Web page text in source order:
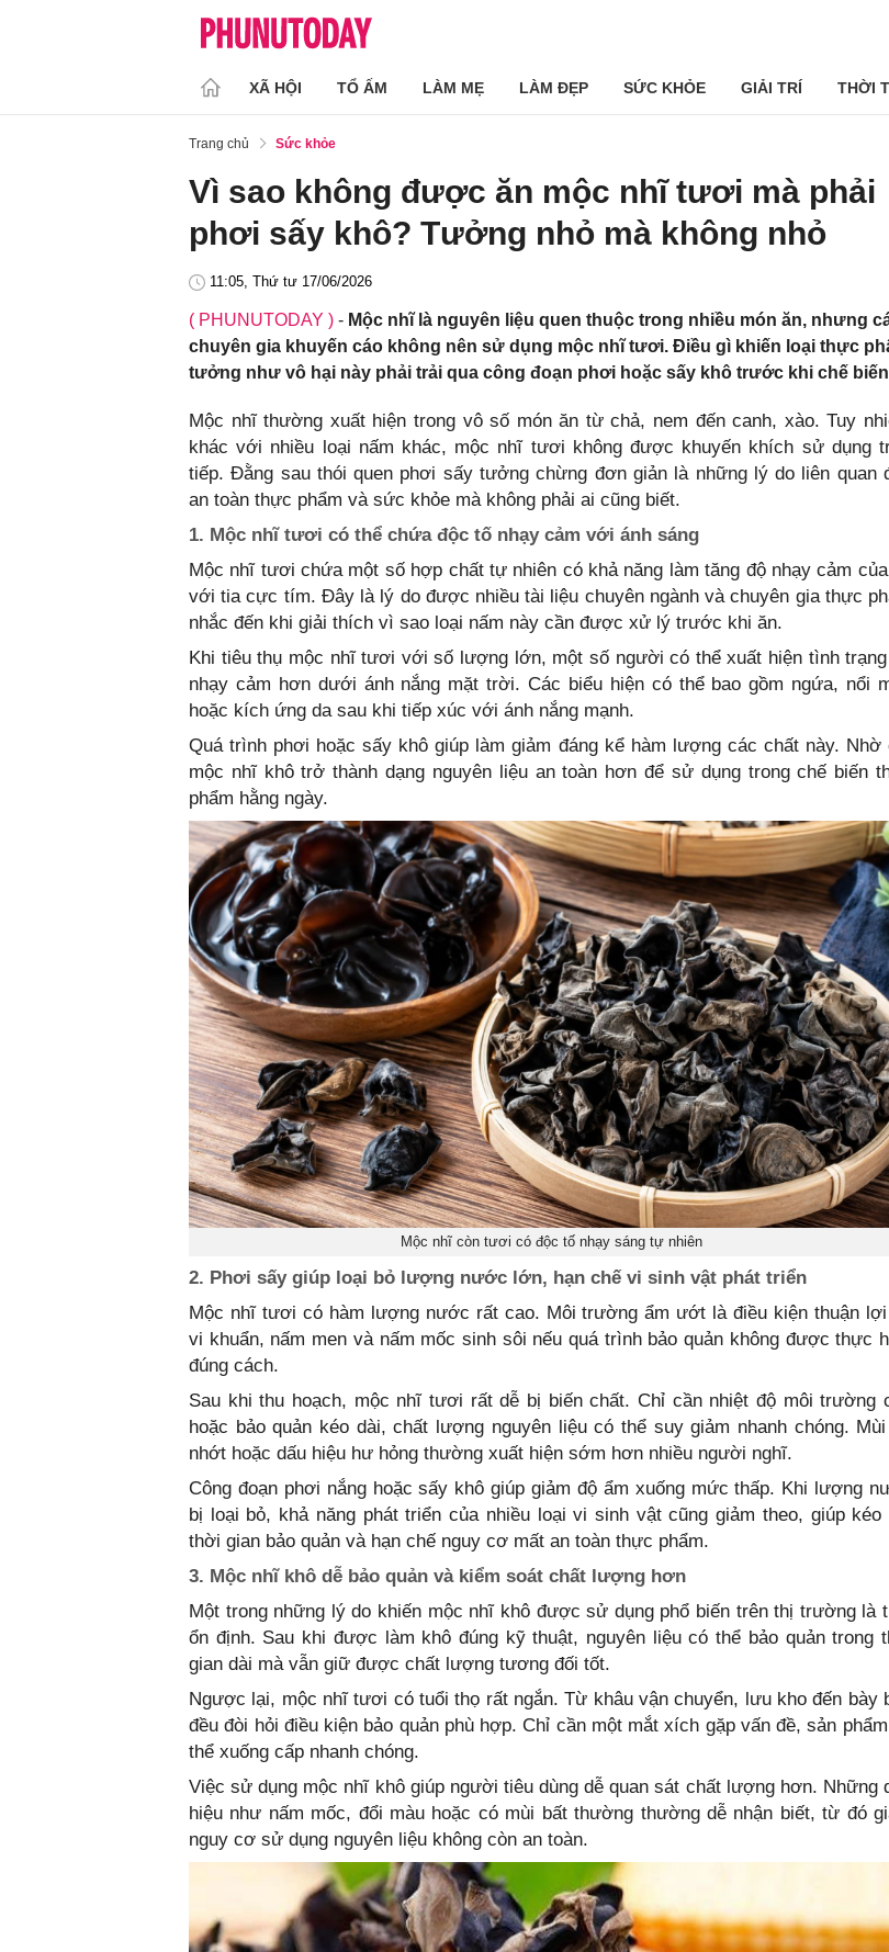
XÃ HỘI TỔ ẤM LÀM MẸ LÀM ĐẸP SỨC KHỎE GIẢI TRÍ THỜI
Trang chủ Sức khỏe
Vì sao không được ăn mộc nhĩ tươi mà phải
phơi sấy khô? Tưởng nhỏ mà không nhỏ
11:05, Thứ tư 17/06/2026
( PHUNUTODAY ) - Mộc nhĩ là nguyên liệu quen thuộc trong nhiều món ăn, nhưng
chuyên gia khuyến cáo không nên sử dụng mộc nhĩ tươi. Điều gì khiến loại thực
tưởng như vô hại này phải trải qua công đoạn phơi hoặc sấy khô trước khi chế
Mộc nhĩ thường xuất hiện trong vô số món ăn từ chả, nem đến canh, xào. Tuy
khác với nhiều loại nấm khác, mộc nhĩ tươi không được khuyến khích sử dụng
tiếp. Đằng sau thói quen phơi sấy tưởng chừng đơn giản là những lý do liên quan
an toàn thực phẩm và sức khỏe mà không phải ai cũng biết.
1. Mộc nhĩ tươi có thể chứa độc tố nhạy cảm với ánh sáng
Mộc nhĩ tươi chứa một số hợp chất tự nhiên có khả năng làm tăng độ nhạy cảm
với tia cực tím. Đây là lý do được nhiều tài liệu chuyên ngành và chuyên gia thực
nhắc đến khi giải thích vì sao loại nấm này cần được xử lý trước khi ăn.
Khi tiêu thụ mộc nhĩ tươi với số lượng lớn, một số người có thể xuất hiện tình
nhạy cảm hơn dưới ánh nắng mặt trời. Các biểu hiện có thể bao gồm ngứa, nổi
hoặc kích ứng da sau khi tiếp xúc với ánh nắng mạnh.
Quá trình phơi hoặc sấy khô giúp làm giảm đáng kể hàm lượng các chất này. Nhờ
mộc nhĩ khô trở thành dạng nguyên liệu an toàn hơn để sử dụng trong chế biến
phẩm hằng ngày.
Mộc nhĩ còn tươi có độc tố nhạy sáng tự nhiên
2. Phơi sấy giúp loại bỏ lượng nước lớn, hạn chế vi sinh vật phát triển
Mộc nhĩ tươi có hàm lượng nước rất cao. Môi trường ẩm ướt là điều kiện thuận
vi khuẩn, nấm men và nấm mốc sinh sôi nếu quá trình bảo quản không được thực
đúng cách.
Sau khi thu hoạch, mộc nhĩ tươi rất dễ bị biến chất. Chỉ cần nhiệt độ môi trường
hoặc bảo quản kéo dài, chất lượng nguyên liệu có thể suy giảm nhanh chóng.
nhớt hoặc dấu hiệu hư hỏng thường xuất hiện sớm hơn nhiều người nghĩ.
Công đoạn phơi nắng hoặc sấy khô giúp giảm độ ẩm xuống mức thấp. Khi lượng
bị loại bỏ, khả năng phát triển của nhiều loại vi sinh vật cũng giảm theo, giúp kéo
thời gian bảo quản và hạn chế nguy cơ mất an toàn thực phẩm.
3. Mộc nhĩ khô dễ bảo quản và kiểm soát chất lượng hơn
Một trong những lý do khiến mộc nhĩ khô được sử dụng phổ biến trên thị trường là
ổn định. Sau khi được làm khô đúng kỹ thuật, nguyên liệu có thể bảo quản trong
gian dài mà vẫn giữ được chất lượng tương đối tốt.
Ngược lại, mộc nhĩ tươi có tuổi thọ rất ngắn. Từ khâu vận chuyển, lưu kho đến bày
đều đòi hỏi điều kiện bảo quản phù hợp. Chỉ cần một mắt xích gặp vấn đề, sản
thể xuống cấp nhanh chóng.
Việc sử dụng mộc nhĩ khô giúp người tiêu dùng dễ quan sát chất lượng hơn. Những
hiệu như nấm mốc, đổi màu hoặc có mùi bất thường thường dễ nhận biết, từ đó
nguy cơ sử dụng nguyên liệu không còn an toàn.